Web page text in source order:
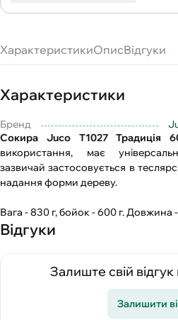
ХарактеристикиОписВідгуки
Характеристики
Бренд
Сокира Juco Т1027 Традиція
використання, має
зазвичай застосовується в
надання форми дереву.
Вага - 830 г, бойок - 600 г. Довжина
Відгуки
Залиште свій
Залишити